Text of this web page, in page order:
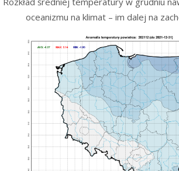
oceanizmu na klimat – im dalej na